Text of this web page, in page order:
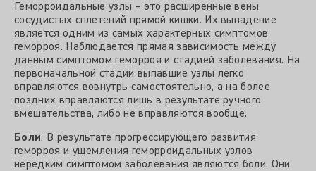
Геморроидальные узлы – это расширенные вены
сосудистых сплетений прямой кишки. Их выпадение
является одним из самых характерных симптомов
геморроя. Наблюдается прямая зависимость между
данным симптомом геморроя и стадией заболевания. На
первоначальной стадии выпавшие узлы легко
вправляются вовнутрь самостоятельно, а на более
поздних вправляются лишь в результате ручного
вмешательства, либо не вправляются вообще.
Боли. В результате прогрессирующего развития
геморроя и ущемления геморроидальных узлов
нередким симптомом заболевания являются боли. Они